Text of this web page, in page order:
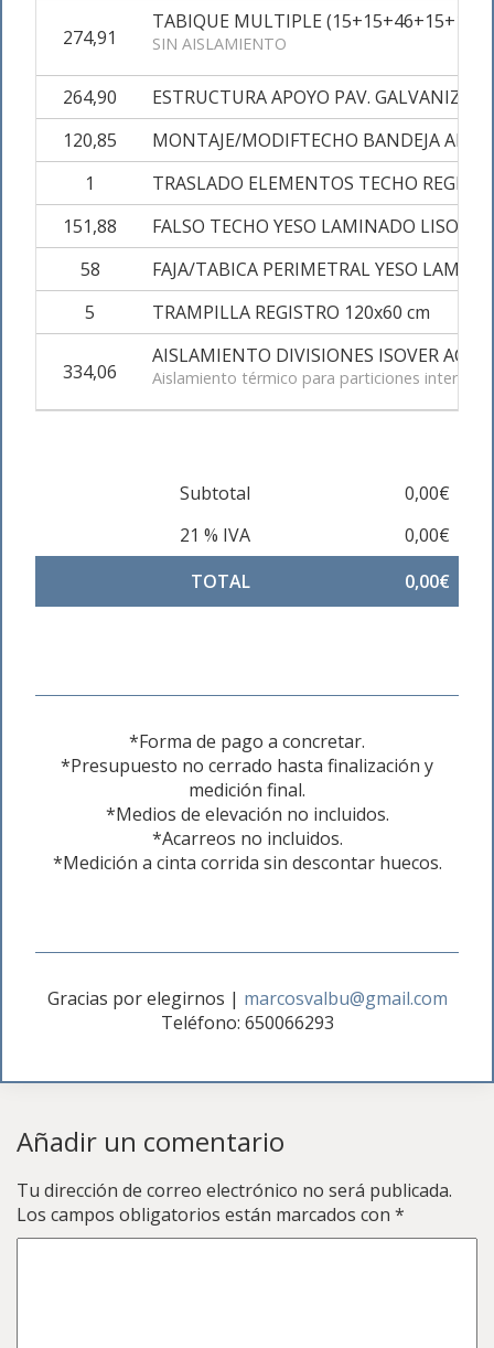
274,91
TABIQUE MULTIPLE (15+15+46+15+15)
SIN AISLAMIENTO
264,90
ESTRUCTURA APOYO PAV.
120,85
MONTAJE/MODIFTECHO BANDEJA
1
TRASLADO ELEMENTOS TECHO
151,88
FALSO TECHO YESO LAMINADO LISO N-
58
FAJA/TABICA PERIMETRAL YESO
5
TRAMPILLA REGISTRO 120x60 cm
334,06
AISLAMIENTO DIVISIONES ISOVER
Aislamiento térmico para particiones
Subtotal
0,00€
21 % IVA
0,00€
TOTAL
0,00€
*Forma de pago a concretar.
*Presupuesto no cerrado hasta finalización y
medición final.
*Medios de elevación no incluidos.
*Acarreos no incluidos.
*Medición a cinta corrida sin descontar huecos.
Gracias por elegirnos | marcosvalbu@gmail.com
Teléfono: 650066293
Añadir un comentario
Tu dirección de correo electrónico no será publicada.
Los campos obligatorios están marcados con *